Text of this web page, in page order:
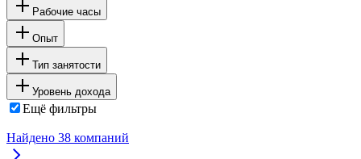
Рабочие часы
Опыт
Тип занятости
Уровень дохода
Ещё фильтры
Найдено 38 компаний